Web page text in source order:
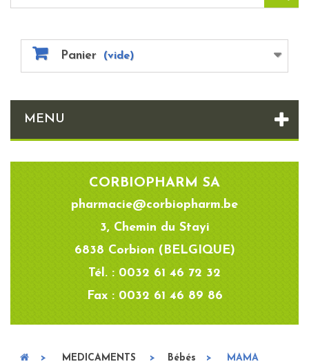
Panier (vide)
MENU
CORBIOPHARM SA
pharmacie@corbiopharm.be
3, Chemin du Stayi
6838 Corbion (BELGIQUE)
Tél. : 0032 61 46 72 32
Fax : 0032 61 46 89 86
> MEDICAMENTS > Bébés > MAMA